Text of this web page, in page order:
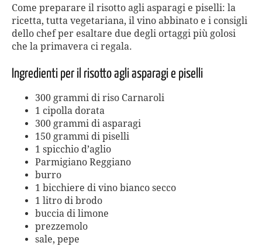
Come preparare il risotto agli asparagi e piselli: la
ricetta, tutta vegetariana, il vino abbinato e i consigli
dello chef per esaltare due degli ortaggi più golosi
che la primavera ci regala.
Ingredienti per il risotto agli asparagi e piselli
300 grammi di riso Carnaroli
1 cipolla dorata
300 grammi di asparagi
150 grammi di piselli
1 spicchio d’aglio
Parmigiano Reggiano
burro
1 bicchiere di vino bianco secco
1 litro di brodo
buccia di limone
prezzemolo
sale, pepe